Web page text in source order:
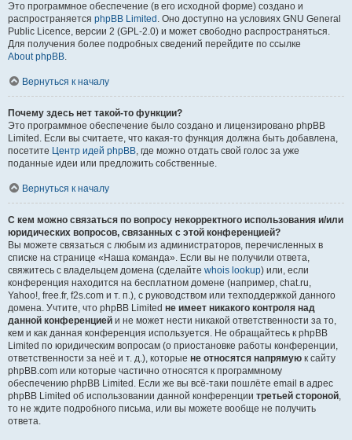
Это программное обеспечение (в его исходной форме) создано и
распространяется phpBB Limited . Оно доступно на условиях GNU General
Public Licence, версии 2 (GPL-2.0) и может свободно распространяться.
Для получения более подробных сведений перейдите по ссылке
About phpBB.
Вернуться к началу
Почему здесь нет такой-то функции?
Это программное обеспечение было создано и лицензировано phpBB
Limited. Если вы считаете, что какая-то функция должна быть добавлена,
посетите Центр идей phpBB, где можно отдать свой голос за уже
поданные идеи или предложить собственные.
Вернуться к началу
С кем можно связаться по вопросу некорректного использования и/или
юридических вопросов, связанных с этой конференцией?
Вы можете связаться с любым из администраторов, перечисленных в
списке на странице «Наша команда». Если вы не получили ответа,
свяжитесь с владельцем домена (сделайте whois lookup) или, если
конференция находится на бесплатном домене (например, chat.ru,
Yahoo!, free.fr, f2s.com и т. п.), с руководством или техподдержкой данного
домена. Учтите, что phpBB Limited не имеет никакого контроля над
данной конференцией и не может нести никакой ответственности за то,
кем и как данная конференция используется. Не обращайтесь к phpBB
Limited по юридическим вопросам (о приостановке работы конференции,
ответственности за неё и т. д.), которые не относятся напрямую к сайту
phpBB.com или которые частично относятся к программному
обеспечению phpBB Limited. Если же вы всё-таки пошлёте email в адрес
phpBB Limited об использовании данной конференции третьей стороной,
то не ждите подробного письма, или вы можете вообще не получить
ответа.